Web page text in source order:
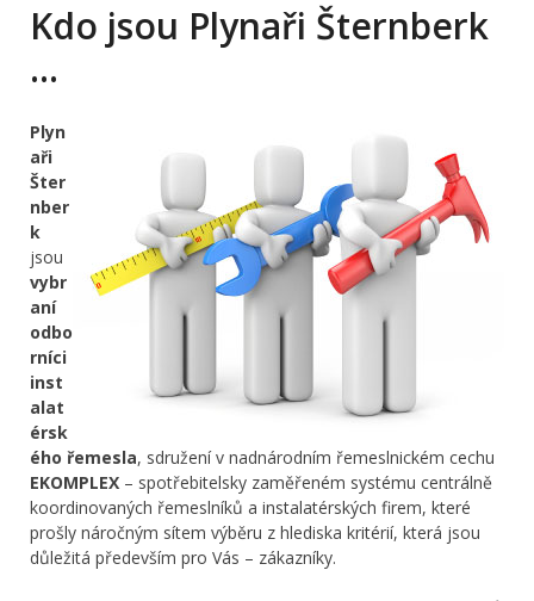
Kdo jsou Plynaři Šternberk
…
Plyn
aři
Šter
nber
k
jsou
vybr
aní
odbo
rníci
inst
alat
érsk
ého řemesla, sdružení v nadnárodním řemeslnickém cechu
EKOMPLEX – spotřebitelsky zaměřeném systému centrálně
koordinovaných řemeslníků a instalatérských firem, které
prošly náročným sítem výběru z hlediska kritérií, která jsou
důležitá především pro Vás – zákazníky.